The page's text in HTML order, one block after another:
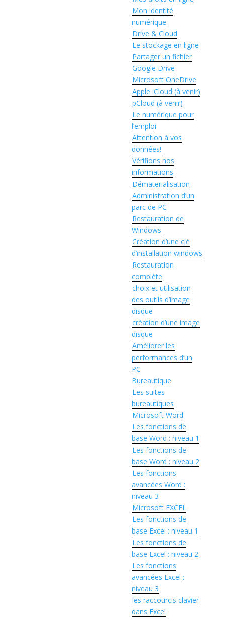
Mon identité
numérique
Drive & Cloud
Le stockage en ligne
Partager un fichier
Google Drive
Microsoft OneDrive
Apple iCloud (à venir)
pCloud (à venir)
Le numérique pour
l’emploi
Attention à vos
données!
Vérifions nos
informations
Dématerialisation
Administration d’un
parc de PC
Restauration de
Windows
Création d’une clé
d’installation windows
Restauration
complète
choix et utilisation
des outils d’image
disque
création d’une image
disque
Améliorer les
performances d’un
PC
Bureautique
Les suites
bureautiques
Microsoft Word
Les fonctions de
base Word : niveau 1
Les fonctions de
base Word : niveau 2
Les fonctions
avancées Word :
niveau 3
Microsoft EXCEL
Les fonctions de
base Excel : niveau 1
Les fonctions de
base Excel : niveau 2
Les fonctions
avancées Excel :
niveau 3
les raccourcis clavier
dans Excel